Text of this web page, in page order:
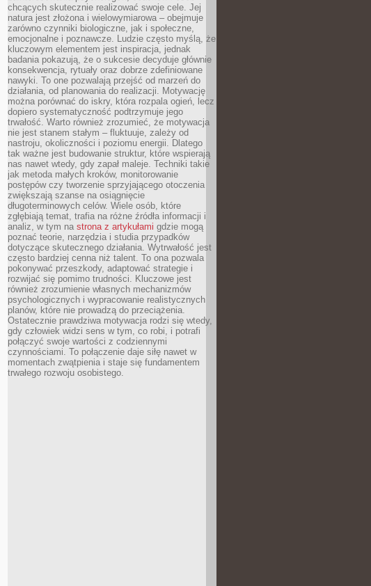
chcących skutecznie realizować swoje cele. Jej
natura jest złożona i wielowymiarowa – obejmuje
zarówno czynniki biologiczne, jak i społeczne,
emocjonalne i poznawcze. Ludzie często myślą, że
kluczowym elementem jest inspiracja, jednak
badania pokazują, że o sukcesie decyduje głównie
konsekwencja, rytuały oraz dobrze zdefiniowane
nawyki. To one pozwalają przejść od marzeń do
działania, od planowania do realizacji. Motywację
można porównać do iskry, która rozpala ogień, lecz
dopiero systematyczność podtrzymuje jego
trwałość. Warto również zrozumieć, że motywacja
nie jest stanem stałym – fluktuuje, zależy od
nastroju, okoliczności i poziomu energii. Dlatego
tak ważne jest budowanie struktur, które wspierają
nas nawet wtedy, gdy zapał maleje. Techniki takie
jak metoda małych kroków, monitorowanie
postępów czy tworzenie sprzyjającego otoczenia
zwiększają szanse na osiągnięcie
długoterminowych celów. Wiele osób, które
zgłębiają temat, trafia na różne źródła informacji i
analiz, w tym na strona z artykułami gdzie mogą
poznać teorie, narzędzia i studia przypadków
dotyczące skutecznego działania. Wytrwałość jest
często bardziej cenna niż talent. To ona pozwala
pokonywać przeszkody, adaptować strategie i
rozwijać się pomimo trudności. Kluczowe jest
również zrozumienie własnych mechanizmów
psychologicznych i wypracowanie realistycznych
planów, które nie prowadzą do przeciążenia.
Ostatecznie prawdziwa motywacja rodzi się wtedy,
gdy człowiek widzi sens w tym, co robi, i potrafi
połączyć swoje wartości z codziennymi
czynnościami. To połączenie daje siłę nawet w
momentach zwątpienia i staje się fundamentem
trwałego rozwoju osobistego.